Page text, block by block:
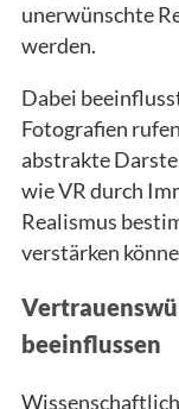
unerwünschte
werden.
Dabei
Fotografien
abstrakte
wie VR durch
Realismus
verstärken
beeinflussen